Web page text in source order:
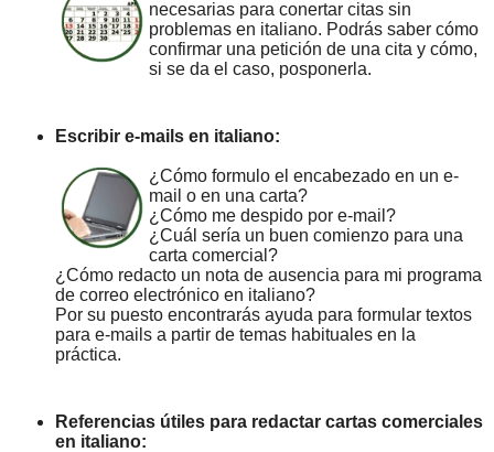
necesarias para conertar citas sin
problemas en italiano. Podrás saber cómo
confirmar una petición de una cita y cómo,
si se da el caso, posponerla.
Escribir e-mails en italiano:
¿Cómo formulo el encabezado en un e-
mail o en una carta?
¿Cómo me despido por e-mail?
¿Cuál sería un buen comienzo para una
carta comercial?
¿Cómo redacto un nota de ausencia para mi programa
de correo electrónico en italiano?
Por su puesto encontrarás ayuda para formular textos
para e-mails a partir de temas habituales en la
práctica.
Referencias útiles para redactar cartas comerciales
en italiano: